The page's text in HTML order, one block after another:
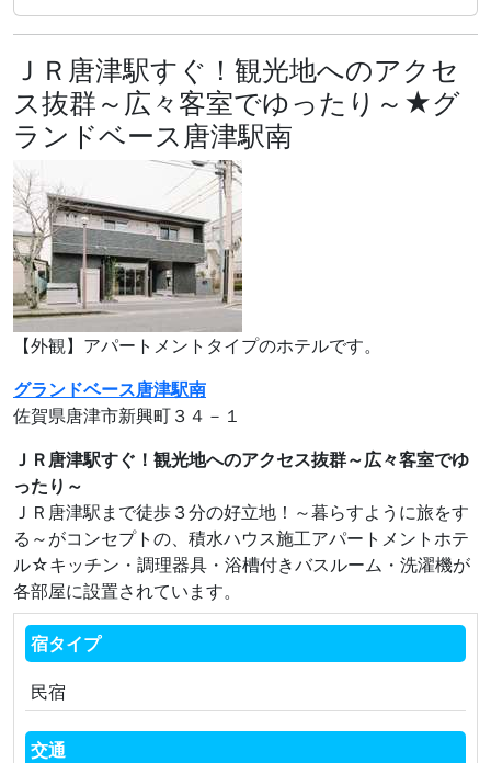
ＪＲ唐津駅すぐ！観光地へのアクセ
ス抜群～広々客室でゆったり～★グ
ランドベース唐津駅南
【外観】アパートメントタイプのホテルです。
グランドベース唐津駅南
佐賀県唐津市新興町３４－１
ＪＲ唐津駅すぐ！観光地へのアクセス抜群～広々客室でゆ
ったり～
ＪＲ唐津駅まで徒歩３分の好立地！～暮らすように旅をす
る～がコンセプトの、積水ハウス施工アパートメントホテ
ル☆キッチン・調理器具・浴槽付きバスルーム・洗濯機が
各部屋に設置されています。
宿タイプ
民宿
交通